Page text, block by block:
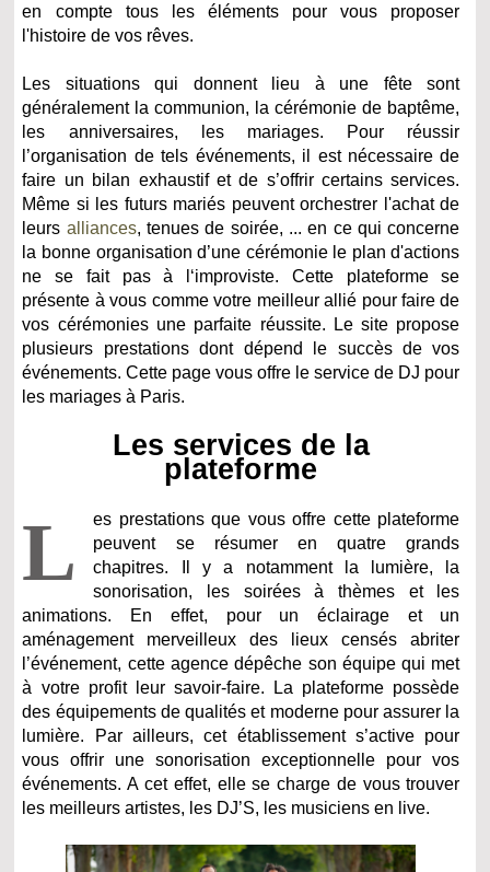
en compte tous les éléments pour vous proposer
l'histoire de vos rêves.
Les situations qui donnent lieu à une fête sont
généralement la communion, la cérémonie de baptême,
les anniversaires, les mariages. Pour réussir
l’organisation de tels événements, il est nécessaire de
faire un bilan exhaustif et de s’offrir certains services.
Même si les futurs mariés peuvent orchestrer l'achat de
leurs alliances, tenues de soirée, ... en ce qui concerne
la bonne organisation d’une cérémonie le plan d'actions
ne se fait pas à l‘improviste. Cette plateforme se
présente à vous comme votre meilleur allié pour faire de
vos cérémonies une parfaite réussite. Le site propose
plusieurs prestations dont dépend le succès de vos
événements. Cette page vous offre le service de DJ pour
les mariages à Paris.
Les services de la
plateforme
L
es prestations que vous offre cette plateforme
peuvent se résumer en quatre grands
chapitres. Il y a notamment la lumière, la
sonorisation, les soirées à thèmes et les
animations. En effet, pour un éclairage et un
aménagement merveilleux des lieux censés abriter
l’événement, cette agence dépêche son équipe qui met
à votre profit leur savoir-faire. La plateforme possède
des équipements de qualités et moderne pour assurer la
lumière. Par ailleurs, cet établissement s’active pour
vous offrir une sonorisation exceptionnelle pour vos
événements. A cet effet, elle se charge de vous trouver
les meilleurs artistes, les DJ’S, les musiciens en live.